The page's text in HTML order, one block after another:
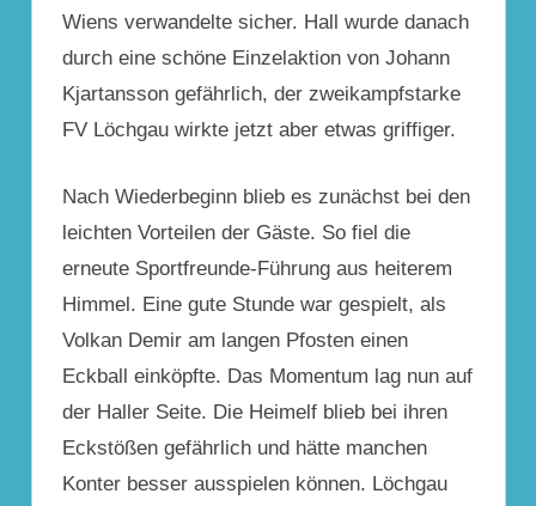
Wiens verwandelte sicher. Hall wurde danach
durch eine schöne Einzelaktion von Johann
Kjartansson gefährlich, der zweikampfstarke
FV Löchgau wirkte jetzt aber etwas griffiger.
Nach Wiederbeginn blieb es zunächst bei den
leichten Vorteilen der Gäste. So fiel die
erneute Sportfreunde-Führung aus heiterem
Himmel. Eine gute Stunde war gespielt, als
Volkan Demir am langen Pfosten einen
Eckball einköpfte. Das Momentum lag nun auf
der Haller Seite. Die Heimelf blieb bei ihren
Eckstößen gefährlich und hätte manchen
Konter besser ausspielen können. Löchgau